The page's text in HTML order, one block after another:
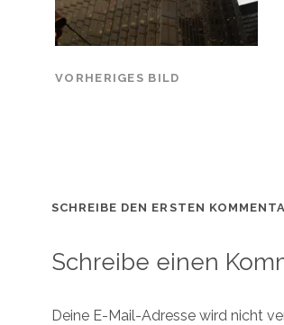
VORHERIGES BILD
SCHREIBE DEN ERSTEN
Schreibe einen
Deine E-Mail-Adresse wird nicht